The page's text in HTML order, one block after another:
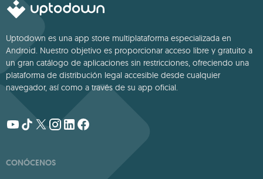
Uptodown es una app store multiplataforma especializada en
Android. Nuestro objetivo es proporcionar acceso libre y gratuito a
un gran catálogo de aplicaciones sin restricciones, ofreciendo una
plataforma de distribución legal accesible desde cualquier
navegador, así como a través de su app oficial.
CONÓCENOS